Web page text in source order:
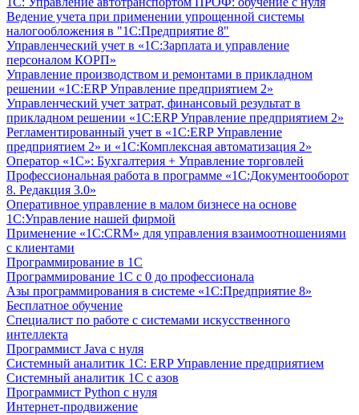
Ведение учета при применении упрощенной системы
налогообложения в "1С:Предприятие 8"
Управленческий учет в «1C:Зарплата и управление
персоналом КОРП»
Управление производством и ремонтами в прикладном
решении «1С:ERP Управление предприятием 2»
Управленческий учет затрат, финансовый результат в
прикладном решении «1С:ERP Управление предприятием 2»
Регламентированный учет в «1С:ERP Управление
предприятием 2» и «1С:Комплексная автоматизация 2»
Оператор «1С»: Бухгалтерия + Управление торговлей
Профессиональная работа в программе «1С:Документооборот
8. Редакция 3.0»
Оперативное управление в малом бизнесе на основе
1С:Управление нашей фирмой
Применение «1С:CRM» для управления взаимоотношениями
с клиентами
Программирование в 1С
Программирование 1С с 0 до профессионала
Азы программирования в системе «1С:Предприятие 8»
Бесплатное обучение
Специалист по работе с системами искусственного
интеллекта
Программист Java с нуля
Системный аналитик 1С: ERP Управление предприятием
Системный аналитик 1С с азов
Программист Python с нуля
Интернет-продвижение